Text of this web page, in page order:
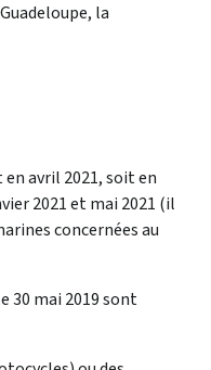
la
avril 2021, soit en
2021 et mai 2021 (il
concernées au
30 mai 2019 sont